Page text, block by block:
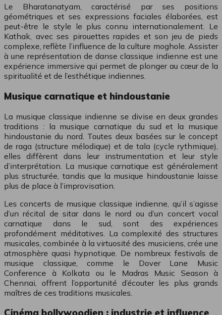
Le Bharatanatyam, caractérisé par ses positions
géométriques et ses expressions faciales élaborées, est
peut-être le style le plus connu internationalement. Le
Kathak, avec ses pirouettes rapides et son jeu de pieds
complexe, reflète l’influence de la culture moghole. Assister
à une représentation de danse classique indienne est une
expérience immersive qui permet de plonger au cœur de la
spiritualité et de l’esthétique indiennes.
Musique carnatique et hindoustanie
La musique classique indienne se divise en deux grandes
traditions : la musique carnatique du sud et la musique
hindoustanie du nord. Toutes deux basées sur le concept
de raga (structure mélodique) et de tala (cycle rythmique),
elles diffèrent dans leur instrumentation et leur style
d’interprétation. La musique carnatique est généralement
plus structurée, tandis que la musique hindoustanie laisse
plus de place à l’improvisation.
Les concerts de musique classique indienne, qu’il s’agisse
d’un récital de sitar dans le nord ou d’un concert vocal
carnatique dans le sud, sont des expériences
profondément méditatives. La complexité des structures
musicales, combinée à la virtuosité des musiciens, crée une
atmosphère quasi hypnotique. De nombreux festivals de
musique classique, comme le Dover Lane Music
Conference à Kolkata ou le Madras Music Season à
Chennai, offrent l’opportunité d’écouter les plus grands
maîtres de ces traditions musicales.